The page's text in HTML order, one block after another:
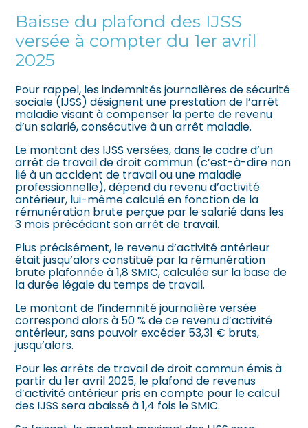
Baisse du plafond des IJSS
versée à compter du 1er avril
2025
Pour rappel, les indemnités journalières de sécurité
sociale (IJSS) désignent une prestation de l’arrêt
maladie visant à compenser la perte de revenu
d’un salarié, consécutive à un arrêt maladie.
Le montant des IJSS versées, dans le cadre d’un
arrêt de travail de droit commun (c’est-à-dire non
lié à un accident de travail ou une maladie
professionnelle), dépend du revenu d’activité
antérieur, lui-même calculé en fonction de la
rémunération brute perçue par le salarié dans les
3 mois précédant son arrêt de travail.
Plus précisément, le revenu d’activité antérieur
était jusqu’alors constitué par la rémunération
brute plafonnée à 1,8 SMIC, calculée sur la base de
la durée légale du temps de travail.
Le montant de l’indemnité journalière versée
correspond alors à 50 % de ce revenu d’activité
antérieur, sans pouvoir excéder 53,31 € bruts,
jusqu’alors.
Pour les arrêts de travail de droit commun émis à
partir du 1er avril 2025, le plafond de revenus
d’activité antérieur pris en compte pour le calcul
des IJSS sera abaissé à 1,4 fois le SMIC.